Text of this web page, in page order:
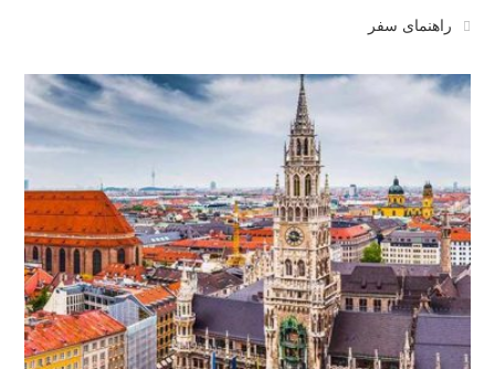
راهنمای سفر